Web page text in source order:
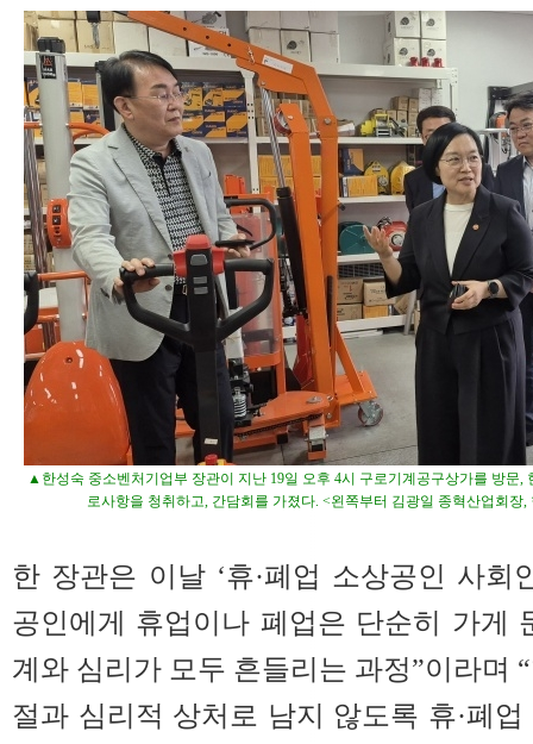
▲한성숙 중소벤처기업부 장관이 지난 19일 오후 4시 구로기계공구상가를 방문,
로사항을 청취하고, 간담회를 가졌다. <왼쪽부터 김광일 종혁산업회장
한 장관은 이날 ‘휴·폐업 소상공인 사회
공인에게 휴업이나 폐업은 단순히 가게
계와 심리가 모두 흔들리는 과정”이라며
절과 심리적 상처로 남지 않도록 휴·폐